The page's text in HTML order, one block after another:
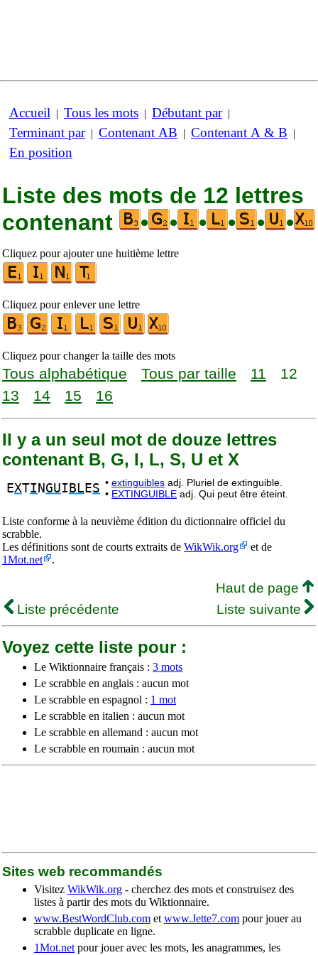
Accueil | Tous les mots | Débutant par|
Terminant par| Contenant AB | Contenant A & B |
En position
Liste des mots de 12 lettres
contenant
• • • • • •
Cliquez pour ajouter une huitième lettre
Cliquez pour enlever une lettre
Cliquez pour changer la taille des mots
Tous alphabétique Tous par taille 11
12
13
14 15 16
Il y a un seul mot de douze lettres
contenant B, G, I, L, S, U et X
EXTI NGUI BL ES • extinguibles adj. Pluriel de extinguible.
• EXTINGUIBLE adj. Qui peut être éteint.
Liste conforme à la neuvième édition du dictionnaire officiel du
scrabble.
Les définitions sont de courts extraits de WikWik.org
et de
1Mot.net
.
Haut de page
Liste précédente
Liste suivante
Voyez cette liste pour :
Le Wiktionnaire français : 3 mots
Le scrabble en anglais : aucun mot
Le scrabble en espagnol : 1 mot
Le scrabble en italien : aucun mot
Le scrabble en allemand : aucun mot
Le scrabble en roumain : aucun mot
Sites web recommandés
Visitez WikWik.org - cherchez des mots et construisez des
listes à partir des mots du Wiktionnaire.
www.BestWordClub.com et www.Jette7.com pour jouer au
scrabble duplicate en ligne.
1Mot.net pour jouer avec les mots, les anagrammes, les